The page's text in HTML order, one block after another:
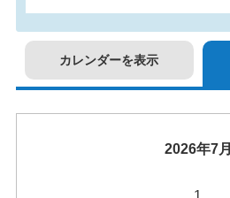
カレンダーを表示
2026年7月